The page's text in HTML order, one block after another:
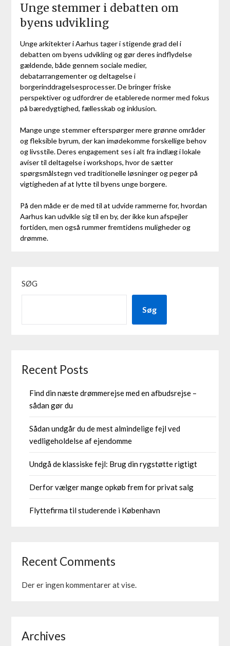
Unge stemmer i debatten om
byens udvikling
Unge arkitekter i Aarhus tager i stigende grad del i
debatten om byens udvikling og gør deres indflydelse
gældende, både gennem sociale medier,
debatarrangementer og deltagelse i
borgerinddragelsesprocesser. De bringer friske
perspektiver og udfordrer de etablerede normer med fokus
på bæredygtighed, fællesskab og inklusion.
Mange unge stemmer efterspørger mere grønne områder
og fleksible byrum, der kan imødekomme forskellige behov
og livsstile. Deres engagement ses i alt fra indlæg i lokale
aviser til deltagelse i workshops, hvor de sætter
spørgsmålstegn ved traditionelle løsninger og peger på
vigtigheden af at lytte til byens unge borgere.
På den måde er de med til at udvide rammerne for, hvordan
Aarhus kan udvikle sig til en by, der ikke kun afspejler
fortiden, men også rummer fremtidens muligheder og
drømme.
SØG
Søg
Recent Posts
Find din næste drømmerejse med en afbudsrejse –
sådan gør du
Sådan undgår du de mest almindelige fejl ved
vedligeholdelse af ejendomme
Undgå de klassiske fejl: Brug din rygstøtte rigtigt
Derfor vælger mange opkøb frem for privat salg
Flyttefirma til studerende i København
Recent Comments
Der er ingen kommentarer at vise.
Archives